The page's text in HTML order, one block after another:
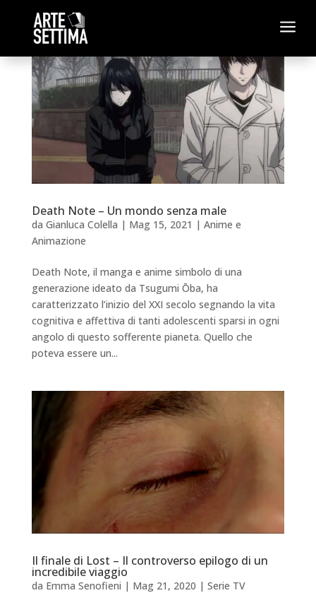
a
Death Note – Un mondo senza male
da Gianluca Colella | Mag 15, 2021 | Anime e
Animazione
Death Note, il manga e anime simbolo di una
generazione ideato da Tsugumi Ōba, ha
caratterizzato l’inizio del XXI secolo segnando la vita
cognitiva e affettiva di tanti adolescenti sparsi in ogni
angolo di questo sofferente pianeta. Quello che
poteva essere un...
Il finale di Lost – Il controverso epilogo di un
incredibile viaggio
da Emma Senofieni | Mag 21, 2020 | Serie TV